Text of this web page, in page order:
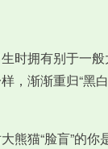
拥有别于一般大
，渐渐重归“黑白
猫“脸盲”的你